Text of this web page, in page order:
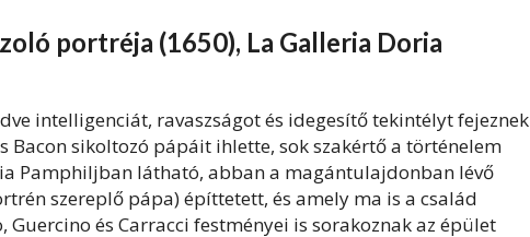
portréja (1650), La Galleria Doria
intelligenciát, ravaszságot és idegesítő tekintélyt fejeznek
Bacon sikoltozó pápáit ihlette, sok szakértő a történelem
Pamphiljban látható, abban a magántulajdonban lévő
szereplő pápa) építtetett, és amely ma is a család
és Carracci festményei is sorakoznak az épület